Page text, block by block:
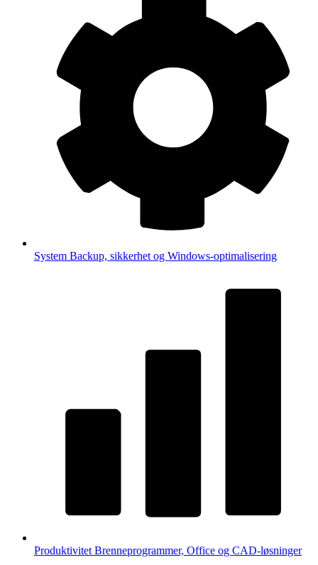
System Backup, sikkerhet og Windows-optimalisering
Produktivitet Brenneprogrammer, Office og CAD-løsninger